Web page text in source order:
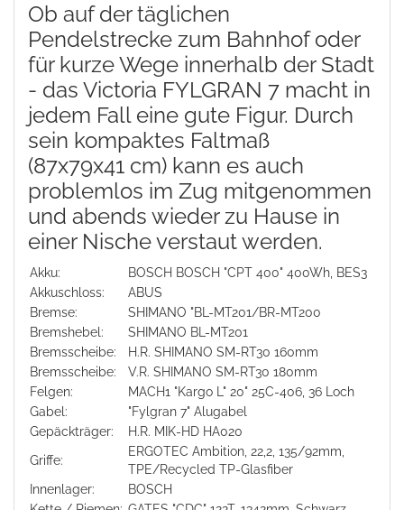
Ob auf der täglichen
Pendelstrecke zum Bahnhof oder
für kurze Wege innerhalb der Stadt
- das Victoria FYLGRAN 7 macht in
jedem Fall eine gute Figur. Durch
sein kompaktes Faltmaß
(87x79x41 cm) kann es auch
problemlos im Zug mitgenommen
und abends wieder zu Hause in
einer Nische verstaut werden.
Akku:
BOSCH BOSCH "CPT 400" 400Wh, BES3
Akkuschloss:
ABUS
Bremse:
SHIMANO "BL-MT201/BR-MT200
Bremshebel:
SHIMANO BL-MT201
Bremsscheibe:
H.R. SHIMANO SM-RT30 160mm
Bremsscheibe:
V.R. SHIMANO SM-RT30 180mm
Felgen:
MACH1 "Kargo L" 20" 25C-406, 36 Loch
Gabel:
"Fylgran 7" Alugabel
Gepäckträger:
H.R. MIK-HD HA020
Griffe:
ERGOTEC Ambition, 22,2, 135/92mm,
TPE/Recycled TP-Glasfiber
Innenlager:
BOSCH